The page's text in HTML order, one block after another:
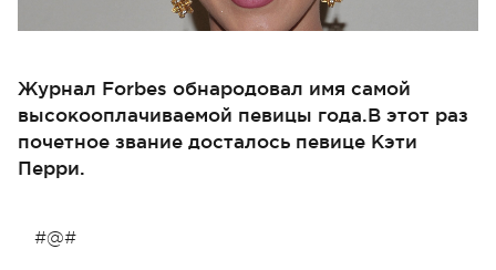
Журнал Forbes обнародовал имя самой
высокооплачиваемой певицы года.В этот раз
почетное звание досталось певице Кэти
Перри.
#@#